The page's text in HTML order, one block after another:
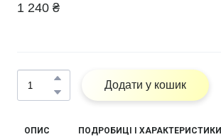
1 240 ₴
Додати у кошик
ОПИС ПОДРОБИЦІ І ХАРАКТЕРИСТИКИ